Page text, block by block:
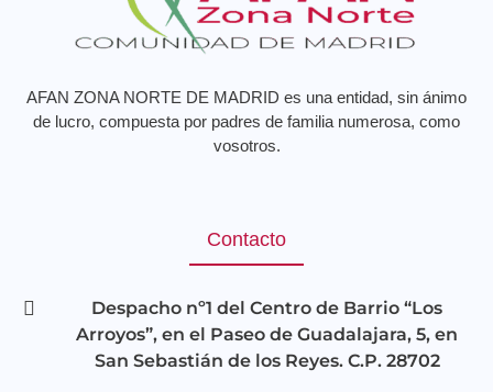
AFAN ZONA NORTE DE MADRID es una entidad, sin ánimo
de lucro, compuesta por padres de familia numerosa, como
vosotros.
Contacto
Despacho nº1 del Centro de Barrio “Los
Arroyos”, en el Paseo de Guadalajara, 5, en
San Sebastián de los Reyes. C.P. 28702